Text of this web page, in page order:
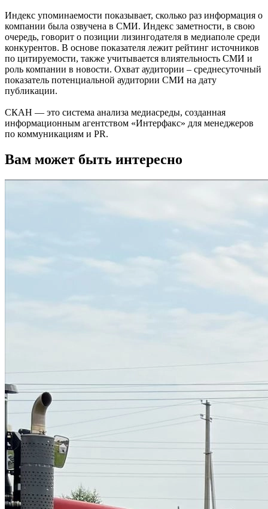
Индекс упоминаемости показывает, сколько раз информация о
компании была озвучена в СМИ. Индекс заметности, в свою
очередь, говорит о позиции лизингодателя в медиаполе среди
конкурентов. В основе показателя лежит рейтинг источников
по цитируемости, также учитывается влиятельность СМИ и
роль компании в новости. Охват аудитории – среднесуточный
показатель потенциальной аудитории СМИ на дату
публикации.
СКАН — это система анализа медиасреды, созданная
информационным агентством «Интерфакс» для менеджеров
по коммуникациям и PR.
Вам может быть интересно